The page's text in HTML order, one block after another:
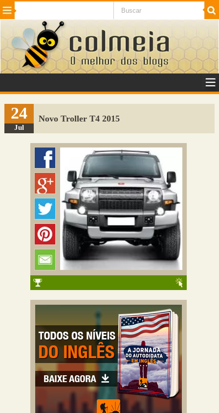
Beleza Cinema e TV
Internet Jogos NotÃ­cias SaÃºde
VeÃ­culos Adulto
Sugerir Link
Adicionar Blog
Colmeia Exchange
24
Jul
Novo Troller T4 2015